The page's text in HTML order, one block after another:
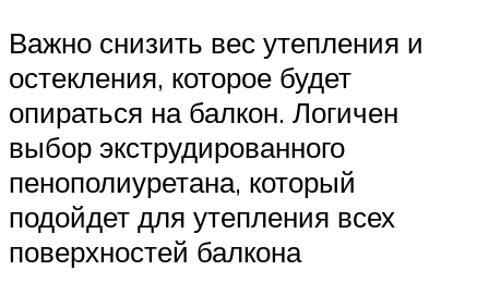
Важно снизить вес утепления и
остекления, которое будет
опираться на балкон. Логичен
выбор экструдированного
пенополиуретана, который
подойдет для утепления всех
поверхностей балкона